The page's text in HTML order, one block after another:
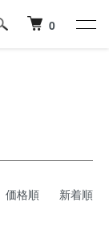
0
価格順 新着順